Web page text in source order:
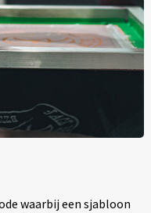
waarbij een sjabloon